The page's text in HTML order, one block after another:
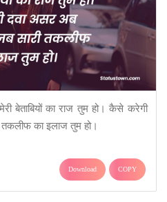
बेताबियों का राज तुम हो। कैसे करेगी
का इलाज तुम हो।
Download COPY